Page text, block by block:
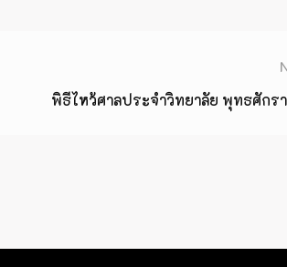
พิธีไหว้ศาลประจำวิทยาลัย พุทธศักร